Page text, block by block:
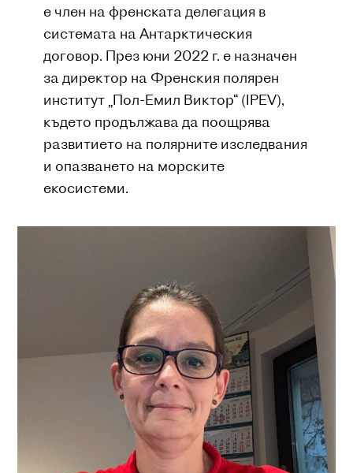
е член на френската делегация в
системата на Антарктическия
договор. През юни 2022 г. е назначен
за директор на Френския полярен
институт „Пол-Емил Виктор“ (IPEV),
където продължава да поощрява
развитието на полярните изследвания
и опазването на морските
екосистеми.